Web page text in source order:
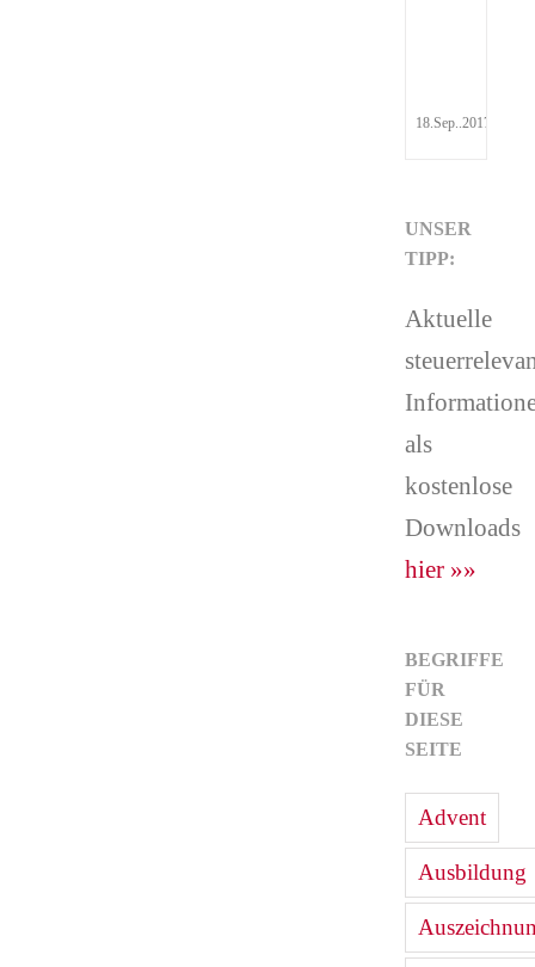
18.Sep..2017
UNSER
TIPP:
Aktuelle
als
kostenlose
Downloads
hier »»
BEGRIFFE
FÜR
DIESE
SEITE
Advent
Ausbildung